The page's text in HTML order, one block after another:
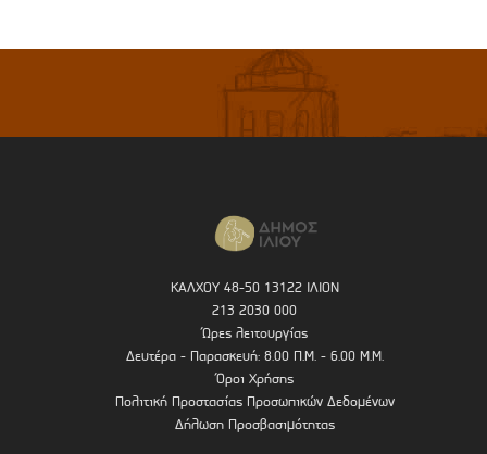
ΚΑΛΧΟΥ 48-50 13122 ΙΛΙΟΝ
213 2030 000
Ώρες λειτουργίας
Δευτέρα - Παρασκευή: 8.00 Π.Μ. - 6.00 Μ.Μ.
Όροι Χρήσης
Πολιτική Προστασίας Προσωπικών Δεδομένων
Δήλωση Προσβασιμότητας